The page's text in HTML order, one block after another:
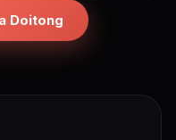
Doitong